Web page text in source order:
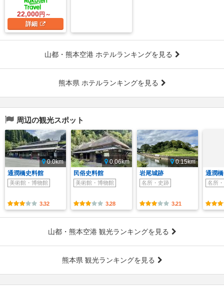
22,000円～
詳細
山都・熊本空港 ホテルランキングを見る
熊本県 ホテルランキングを見る
周辺の観光スポット
0.0km
通潤橋史料館
美術館・博物館
3.32
0.06km
民俗史料館
美術館・博物館
3.28
0.15km
岩尾城跡
名所・史跡
3.21
通潤橋
名所
山都・熊本空港 観光ランキングを見る
熊本県 観光ランキングを見る